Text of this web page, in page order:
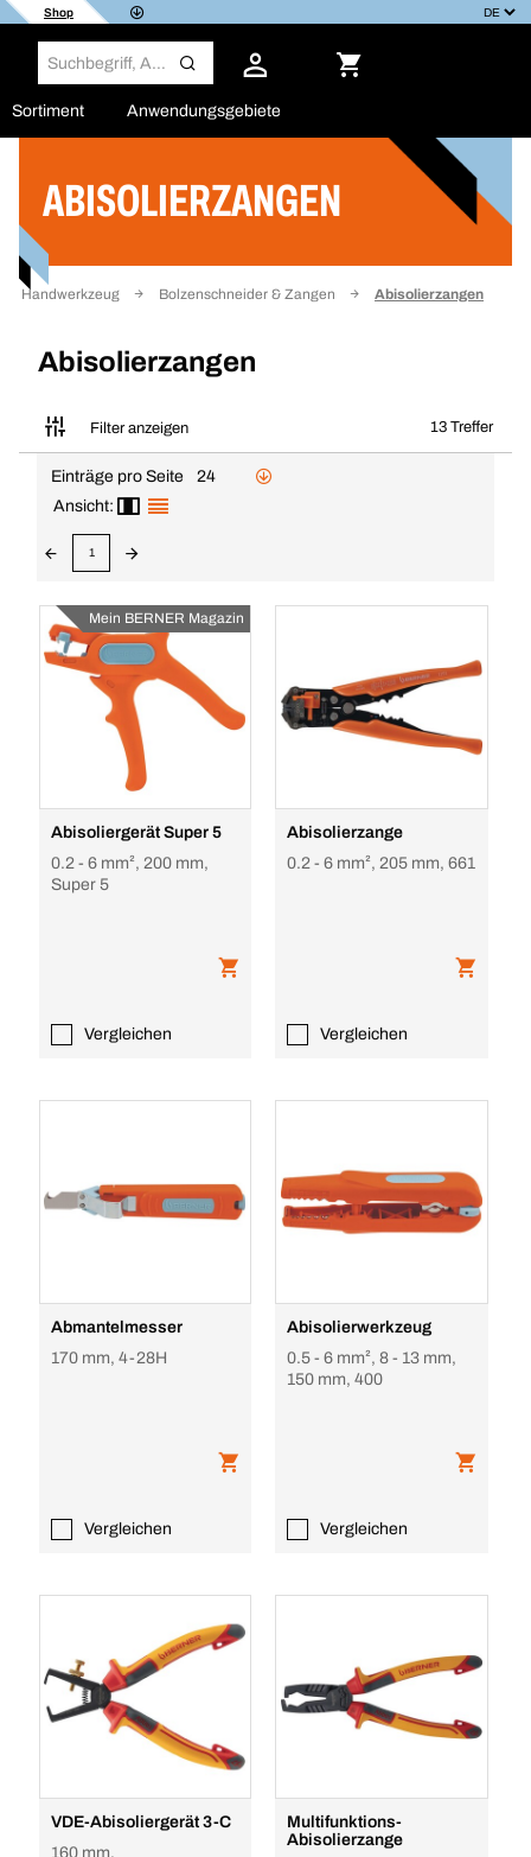
Shop
Sortiment Anwendungsgebiete
ABISOLIERZANGEN
Handwerkzeug Bolzenschneider & Zangen Abisolierzangen
Abisolierzangen
Filter anzeigen 13 Treffer
Filter
Einträge pro Seite
24
Ansicht:
1
Mein BERNER Magazin
Abisoliergerät Super 5
0.2 - 6 mm², 200 mm,
Super 5
Vergleichen
Abisolierzange
0.2 - 6 mm², 205 mm, 661
Vergleichen
Abmantelmesser
170 mm, 4-28H
Vergleichen
Abisolierwerkzeug
0.5 - 6 mm², 8 - 13 mm,
150 mm, 400
Vergleichen
VDE-Abisoliergerät 3-C
160 mm,
Multifunktions-
Abisolierzange